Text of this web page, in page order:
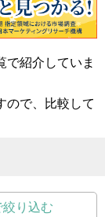
で紹介していま
ので、比較して
り込む